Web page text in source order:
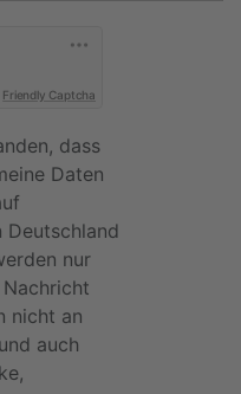
Friendly Captcha
dass
Daten
Deutschland
nur
nicht an
auch